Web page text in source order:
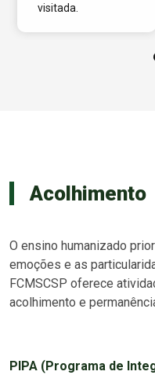
visitada.
Acolhimento
O ensino humanizado
emoções e as
FCMSCSP oferece
acolhimento e
PIPA (Programa de